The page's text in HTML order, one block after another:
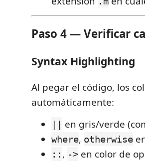
Paso 4 — Verificar
Syntax Highlighting
Al pegar el código, los
automáticamente:
|| en gris/verde
where, otherwise
:: , -> en color de